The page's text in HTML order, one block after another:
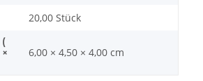
20,00 Stück
6,00 × 4,50 × 4,00 cm